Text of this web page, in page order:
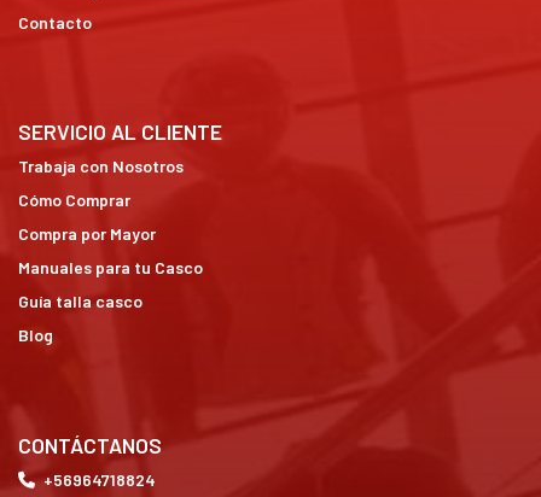
Contacto
SERVICIO AL CLIENTE
Trabaja con Nosotros
Cómo Comprar
Compra por Mayor
Manuales para tu Casco
Guía talla casco
Blog
CONTÁCTANOS
+56964718824